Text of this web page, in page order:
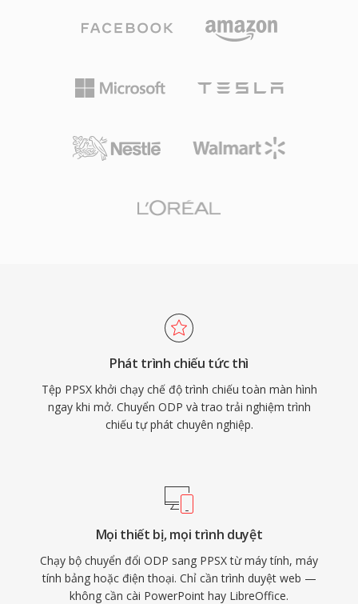
Phát trình chiếu tức thì
Tệp PPSX khởi chạy chế độ trình chiếu toàn màn hình
ngay khi mở. Chuyển ODP và trao trải nghiệm trình
chiếu tự phát chuyên nghiệp.
Mọi thiết bị, mọi trình duyệt
Chạy bộ chuyển đổi ODP sang PPSX từ máy tính, máy
tính bảng hoặc điện thoại. Chỉ cần trình duyệt web —
không cần cài PowerPoint hay LibreOffice.